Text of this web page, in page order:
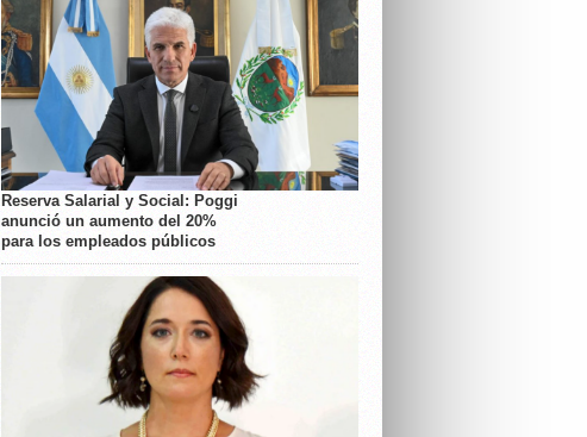
Reserva Salarial y Social: Poggi
anunció un aumento del 20%
para los empleados públicos